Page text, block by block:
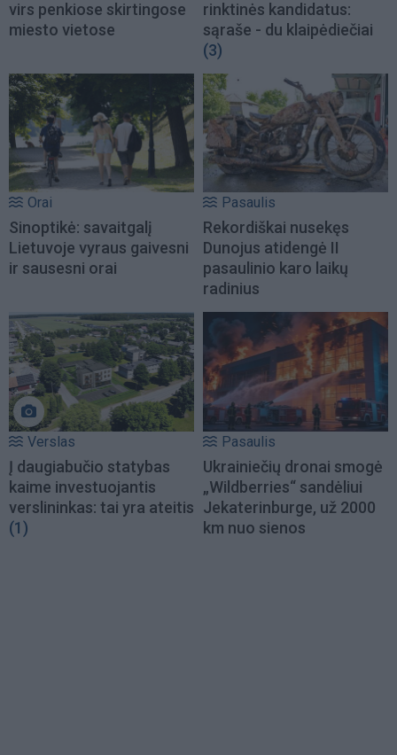
virs penkiose skirtingose
miesto vietose
rinktinės kandidatus:
sąraše - du klaipėdiečiai
(3)
Orai
Sinoptikė: savaitgalį
Lietuvoje vyraus gaivesni
ir sausesni orai
Pasaulis
Rekordiškai nusekęs
Dunojus atidengė II
pasaulinio karo laikų
radinius
Verslas
Į daugiabučio statybas
kaime investuojantis
verslininkas: tai yra ateitis
(1)
Pasaulis
Ukrainiečių dronai smogė
„Wildberries“ sandėliui
Jekaterinburge, už 2000
km nuo sienos